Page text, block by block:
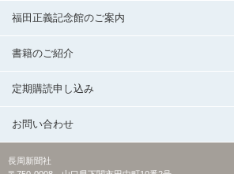
福田正義記念館のご案内
書籍のご紹介
定期購読申し込み
お問い合わせ
長周新聞社